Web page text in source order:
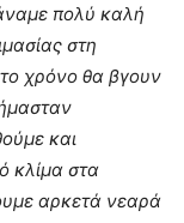
πολύ καλή
στη
χρόνο θα βγουν
και
κλίμα στα
αρκετά νεαρά